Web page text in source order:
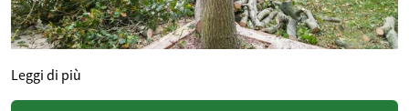
Leggi di più